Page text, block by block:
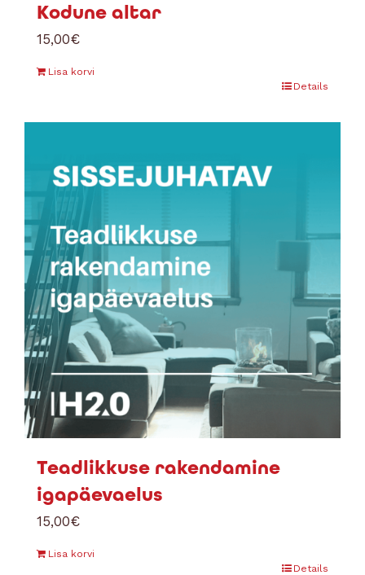
Kodune altar
15,00€
Lisa korvi
Details
Teadlikkuse rakendamine
igapäevaelus
15,00€
Lisa korvi
Details